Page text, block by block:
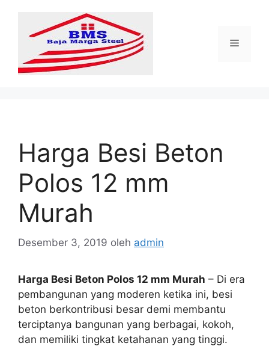
Menu
Harga Besi Beton
Polos 12 mm
Murah
Desember 3, 2019 oleh admin
Harga Besi Beton Polos 12 mm Murah – Di era
pembangunan yang moderen ketika ini, besi
beton berkontribusi besar demi membantu
terciptanya bangunan yang berbagai, kokoh,
dan memiliki tingkat ketahanan yang tinggi.